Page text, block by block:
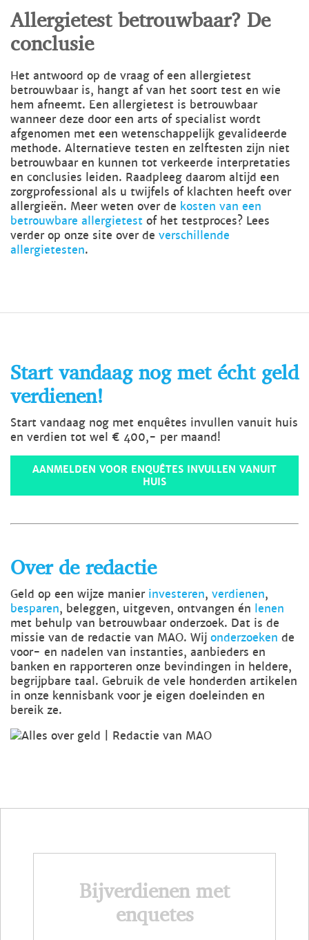
Allergietest betrouwbaar? De
conclusie
Het antwoord op de vraag of een allergietest
betrouwbaar is, hangt af van het soort test en wie
hem afneemt. Een allergietest is betrouwbaar
wanneer deze door een arts of specialist wordt
afgenomen met een wetenschappelijk gevalideerde
methode. Alternatieve testen en zelftesten zijn niet
betrouwbaar en kunnen tot verkeerde interpretaties
en conclusies leiden. Raadpleeg daarom altijd een
zorgprofessional als u twijfels of klachten heeft over
allergieën. Meer weten over de kosten van een
betrouwbare allergietest of het testproces? Lees
verder op onze site over de verschillende
allergietesten.
Start vandaag nog met écht geld
verdienen!
Start vandaag nog met enquêtes invullen vanuit huis
en verdien tot wel € 400,- per maand!
AANMELDEN VOOR ENQUÊTES INVULLEN VANUIT
HUIS
Over de redactie
Geld op een wijze manier investeren, verdienen,
besparen, beleggen, uitgeven, ontvangen én lenen
met behulp van betrouwbaar onderzoek. Dat is de
missie van de redactie van MAO. Wij onderzoeken de
voor- en nadelen van instanties, aanbieders en
banken en rapporteren onze bevindingen in heldere,
begrijpbare taal. Gebruik de vele honderden artikelen
in onze kennisbank voor je eigen doeleinden en
bereik ze.
Bijverdienen met
enquetes